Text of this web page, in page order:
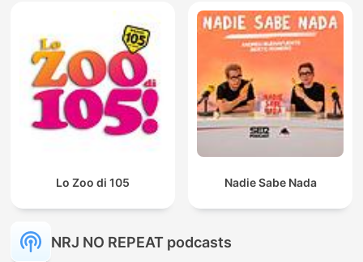
Lo Zoo di 105 Nadie Sabe Nada
NRJ NO REPEAT podcasts